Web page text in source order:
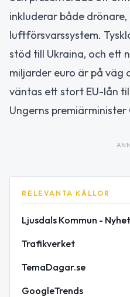
inkluderar både
luftförsvarssystem.
stöd till Ukraina, och ett
miljarder euro är på väg
väntas ett stort EU-lån
Ungerns
RELEVANTA KÄLLOR
Ljusdals Kommun -
Trafikverket
TemaDagar.se
GoogleTrends